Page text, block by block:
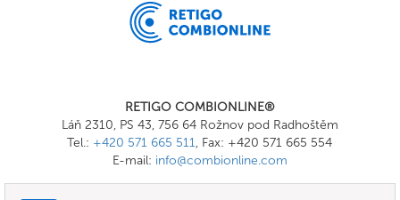
RETIGO COMBIONLINE®
Láň 2310, PS 43, 756 64 Rožnov pod Radhoštěm
Tel.: +420 571 665 511, Fax: +420 571 665 554
E-mail: info@combionline.com